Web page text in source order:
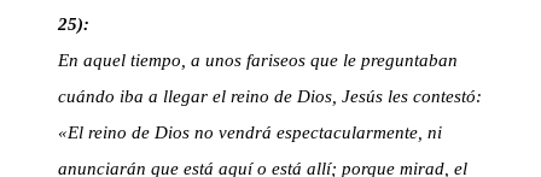
25):
En aquel tiempo, a unos fariseos que le preguntaban
cuándo iba a llegar el reino de Dios, Jesús les contestó:
«El reino de Dios no vendrá espectacularmente, ni
anunciarán que está aquí o está allí; porque mirad, el